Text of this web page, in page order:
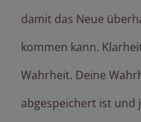
damit das Neue
kommen kann.
Wahrheit. Deine
abgespeichert ist und